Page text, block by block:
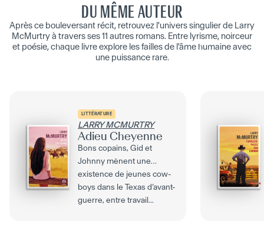
DU MÊME AUTEUR
Après ce bouleversant récit, retrouvez l'univers singulier de Larry
McMurtry à travers ses 11 autres romans. Entre lyrisme, noirceur
et poésie, chaque livre explore les failles de l'âme humaine avec
une puissance rare.
LITTÉRATURE
LARRY MCMURTRY
Adieu Cheyenne
Bons copains, Gid et
Johnny mènent une
existence de jeunes cow-
boys dans le Texas d’avant-
guerre, entre travail...